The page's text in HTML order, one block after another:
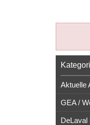
Aktuelle
GEA /
DeLaval